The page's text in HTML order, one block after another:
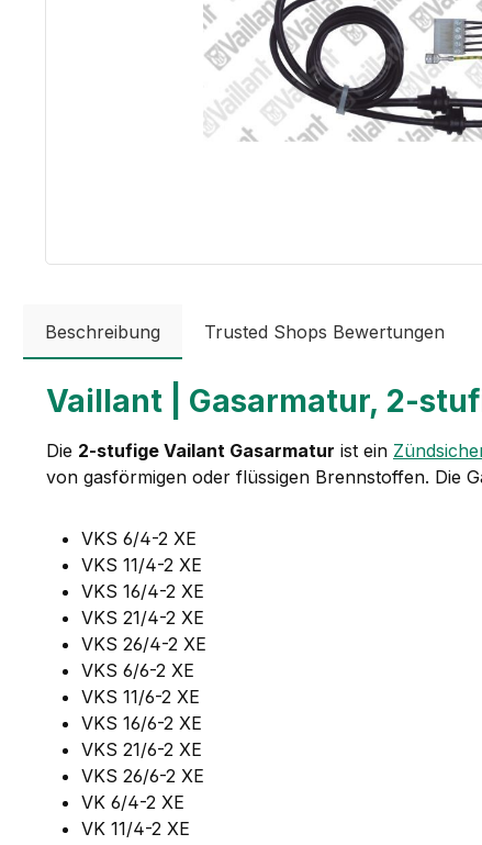
Beschreibung Trusted Shops Bewertungen
Vaillant | Gasarmatur, 2-
Die 2-stufige Vailant Gasarmatur ist ein
von gasförmigen oder flüssigen Brennstoffen. Die
VKS 6/4-2 XE
VKS 11/4-2 XE
VKS 16/4-2 XE
VKS 21/4-2 XE
VKS 26/4-2 XE
VKS 6/6-2 XE
VKS 11/6-2 XE
VKS 16/6-2 XE
VKS 21/6-2 XE
VKS 26/6-2 XE
VK 6/4-2 XE
VK 11/4-2 XE